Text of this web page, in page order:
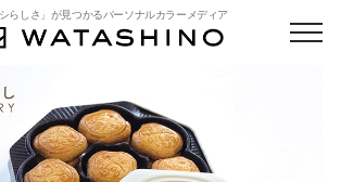
シらしさ」が見つかるパーソナルカラーメディア